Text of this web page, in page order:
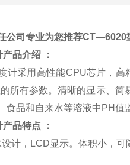
公司专业为您推荐CT—6020
产品介绍 ：
采用高性能CPU芯片，高
所有参数。清晰的显示、简
食品和自来水等溶液中PH值
产品特点 ：
，LCD显示。体积小，可